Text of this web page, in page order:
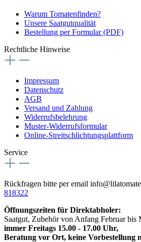
Warum Tomatenfinden?
Unsere Saatgutqualität
Bestellung per Formular (PDF)
Rechtliche Hinweise
Impressum
Datenschutz
AGB
Versand und Zahlung
Widerrufsbelehrung
Muster-Widerrufsformular
Online-Streitschlichtungsplattform
Service
Rückfragen bitte per email
818322
Öffnungszeiten für Direktabholer:
Saatgut, Zubehör von Anfang Februar bis
immer Freitags 15.00 - 17.00 Uhr,
Beratung vor Ort, keine Vorbestellung